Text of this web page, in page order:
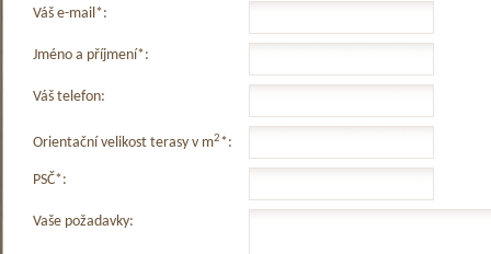
Váš e-mail*:
Jméno a příjmení*:
Váš telefon:
Orientační velikost terasy v m2*:
PSČ*:
Vaše požadavky: